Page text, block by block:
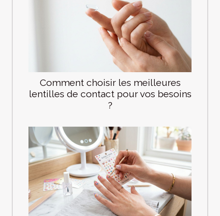
Comment choisir les meilleures
lentilles de contact pour vos besoins
?